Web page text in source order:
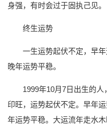
身强，有时会过于固执己见。
终生运势
一生运势起伏不定，早
晚年运势平稳。
1999年10月7日出生的
印旺，运势起伏不定。早年
年运势平稳。大运流年走水